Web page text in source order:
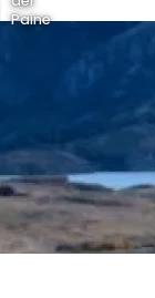
Paine